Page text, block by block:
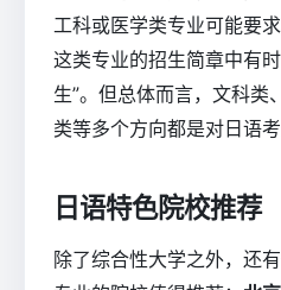
工科或医学类专业可能要
这类专业的招生简章中有
生”。但总体而言，文科类
类等多个方向都是对日语考
日语特色院校推荐
除了综合性大学之外，还